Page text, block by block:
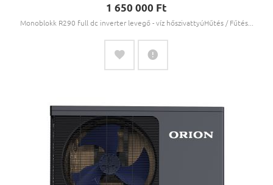
1 650 000 Ft‎
Monoblokk R290 full dc inverter levegő - víz hőszivattyúHűtés / Fűtés...